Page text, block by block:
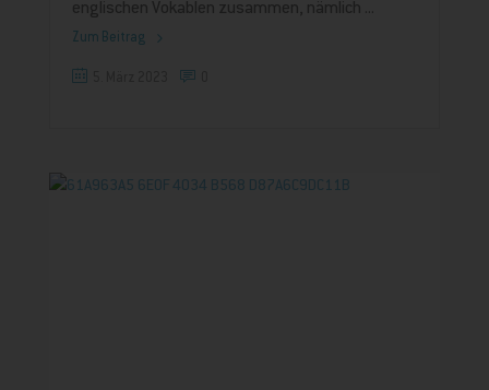
englischen Vokablen zusammen, nämlich
Zum Beitrag